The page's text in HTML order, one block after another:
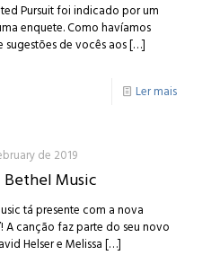
Pursuit foi indicado por um
enquete. Como havíamos
de vocês aos[…]
Ler mais
de 2019
Bethel Music
tá presente com a nova
A canção faz parte do seu novo
Helser e Melissa[…]